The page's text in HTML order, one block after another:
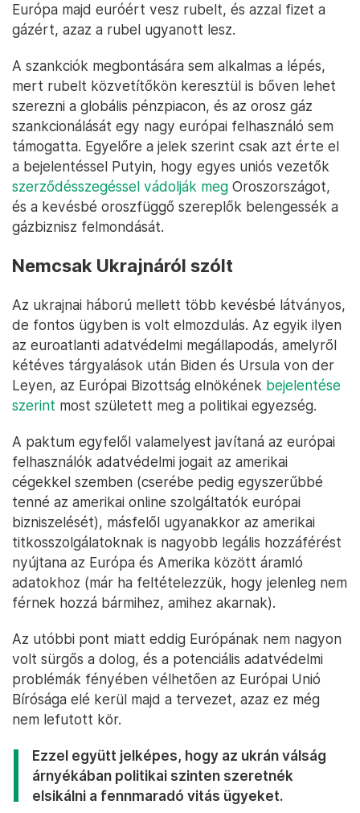
Európa majd euróért vesz rubelt, és azzal fizet a
gázért, azaz a rubel ugyanott lesz.
A szankciók megbontására sem alkalmas a lépés,
mert rubelt közvetítőkön keresztül is bőven lehet
szerezni a globális pénzpiacon, és az orosz gáz
szankcionálását egy nagy európai felhasználó sem
támogatta. Egyelőre a jelek szerint csak azt érte el
a bejelentéssel Putyin, hogy egyes uniós vezetők
szerződésszegéssel vádolják meg Oroszországot,
és a kevésbé oroszfüggő szereplők belengessék a
gázbiznisz felmondását.
Nemcsak Ukrajnáról szólt
Az ukrajnai háború mellett több kevésbé látványos,
de fontos ügyben is volt elmozdulás. Az egyik ilyen
az euroatlanti adatvédelmi megállapodás, amelyről
kétéves tárgyalások után Biden és Ursula von der
Leyen, az Európai Bizottság elnökének bejelentése
szerint most született meg a politikai egyezség.
A paktum egyfelől valamelyest javítaná az európai
felhasználók adatvédelmi jogait az amerikai
cégekkel szemben (cserébe pedig egyszerűbbé
tenné az amerikai online szolgáltatók európai
bizniszelését), másfelől ugyanakkor az amerikai
titkosszolgálatoknak is nagyobb legális hozzáférést
nyújtana az Európa és Amerika között áramló
adatokhoz (már ha feltételezzük, hogy jelenleg nem
férnek hozzá bármihez, amihez akarnak).
Az utóbbi pont miatt eddig Európának nem nagyon
volt sürgős a dolog, és a potenciális adatvédelmi
problémák fényében vélhetően az Európai Unió
Bírósága elé kerül majd a tervezet, azaz ez még
nem lefutott kör.
Ezzel együtt jelképes, hogy az ukrán válság
árnyékában politikai szinten szeretnék
elsikálni a fennmaradó vitás ügyeket.